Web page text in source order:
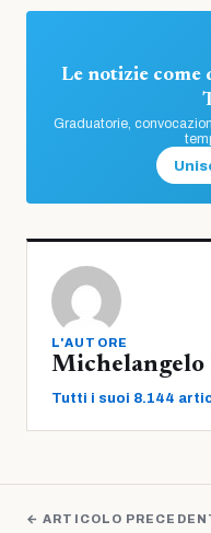
Le notizie come
Graduatorie,
L'AUTORE
Tutti i suoi 8.144
← ARTICOLO